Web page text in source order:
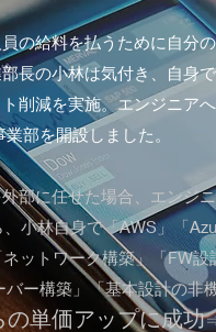
の給料を払うために自分
長の小林は気付き、自身
削減を実施。エンジニア
部を開設しました。
部に任せた場合、エンジ
小林自身で「AWS」「
ットワーク構築」「FW設
ー構築」「基本設計の非
の単価アップに成功